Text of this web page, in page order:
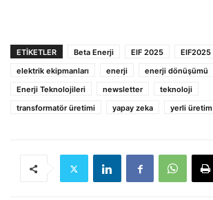
ETIKETLER Beta Enerji EIF 2025 EIF2025
elektrik ekipmanları
enerji
enerji dönüşümü
Enerji Teknolojileri
newsletter
teknoloji
transformatör üretimi
yapay zeka yerli üretim